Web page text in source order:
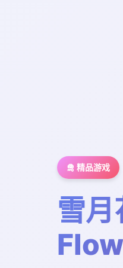
🛅 精品游戏
雪